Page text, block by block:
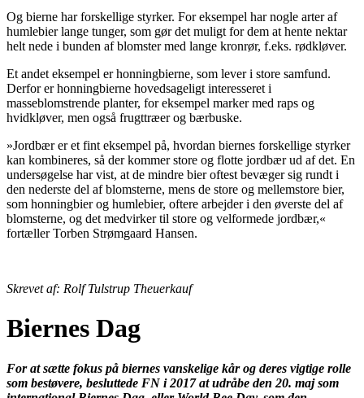
Og bierne har forskellige styrker. For eksempel har nogle arter af
humlebier lange tunger, som gør det muligt for dem at hente nektar
helt nede i bunden af blomster med lange kronrør, f.eks. rødkløver.
Et andet eksempel er honningbierne, som lever i store samfund.
Derfor er honningbierne hovedsageligt interesseret i
masseblomstrende planter, for eksempel marker med raps og
hvidkløver, men også frugttræer og bærbuske.
»Jordbær er et fint eksempel på, hvordan biernes forskellige styrker
kan kombineres, så der kommer store og flotte jordbær ud af det. En
undersøgelse har vist, at de mindre bier oftest bevæger sig rundt i
den nederste del af blomsterne, mens de store og mellemstore bier,
som honningbier og humlebier, oftere arbejder i den øverste del af
blomsterne, og det medvirker til store og velformede jordbær,«
fortæller Torben Strømgaard Hansen.
Skrevet af: Rolf Tulstrup Theuerkauf
Biernes Dag
For at sætte fokus på biernes vanskelige kår og deres vigtige rolle
som bestøvere, besluttede FN i 2017 at udråbe den 20. maj som